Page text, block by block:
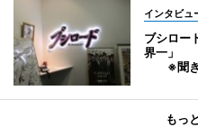
インタビュ
ブシロー
界一」
※聞き
もっ